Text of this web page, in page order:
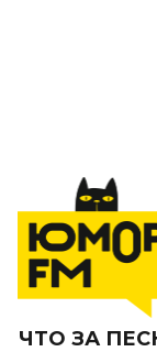
ЧТО ЗА